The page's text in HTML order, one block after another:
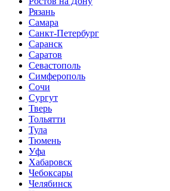
Рязань
Самара
Санкт-Петербург
Саранск
Саратов
Севастополь
Симферополь
Сочи
Сургут
Тверь
Тольятти
Тула
Тюмень
Уфа
Хабаровск
Чебоксары
Челябинск